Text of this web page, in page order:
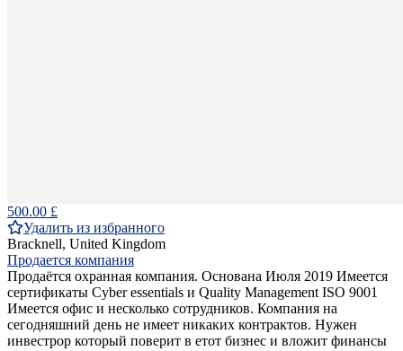
500.00 £
Удалить из избранного
Bracknell, United Kingdom
Продается компания
Продаётся охранная компания. Основана Июля 2019 Имеется
сертификаты Cyber essentials и Quality Management ISO 9001
Имеется офис и несколько сотрудников. Компания на
сегодняшний день не имеет никаких контрактов. Нужен
инвестрор который поверит в етот бизнес и вложит финансы